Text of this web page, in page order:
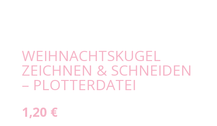
WEIHNACHTSKUGEL
ZEICHNEN & SCHNEIDEN
– PLOTTERDATEI
1,20 €